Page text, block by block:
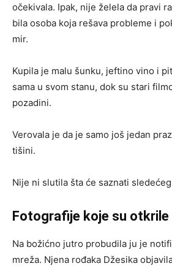
očekivala. Ipak, nije želela da pravi
bila osoba koja rešava probleme i
mir.
Kupila je malu šunku, jeftino vino i
sama u svom stanu, dok su stari
pozadini.
Verovala je da je samo još jedan
tišini.
Nije ni slutila šta će saznati
Fotografije koje su otkrile
Na božićno jutro probudila ju je
mreža. Njena rođaka Džesika